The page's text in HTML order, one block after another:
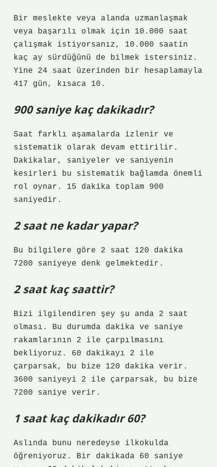
Bir meslekte veya alanda uzmanlaşmak
veya başarılı olmak için 10.000 saat
çalışmak istiyorsanız, 10.000 saatin
kaç ay sürdüğünü de bilmek istersiniz.
Yine 24 saat üzerinden bir hesaplamayla
417 gün, kısaca 10.
900 saniye kaç dakikadır?
Saat farklı aşamalarda izlenir ve
sistematik olarak devam ettirilir.
Dakikalar, saniyeler ve saniyenin
kesirleri bu sistematik bağlamda önemli
rol oynar. 15 dakika toplam 900
saniyedir.
2 saat ne kadar yapar?
Bu bilgilere göre 2 saat 120 dakika
7200 saniyeye denk gelmektedir.
2 saat kaç saattir?
Bizi ilgilendiren şey şu anda 2 saat
olması. Bu durumda dakika ve saniye
rakamlarının 2 ile çarpılmasını
bekliyoruz. 60 dakikayı 2 ile
çarparsak, bu bize 120 dakika verir.
3600 saniyeyi 2 ile çarparsak, bu bize
7200 saniye verir.
1 saat kaç dakikadır 60?
Aslında bunu neredeyse ilkokulda
öğreniyoruz. Bir dakikada 60 saniye